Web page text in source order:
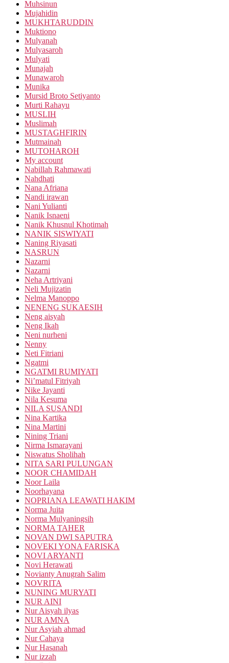
Muhsinun
Mujahidin
MUKHTARUDDIN
Muktiono
Mulyanah
Mulyasaroh
Mulyati
Munajah
Munawaroh
Munika
Mursid Broto Setiyanto
Murti Rahayu
MUSLIH
Muslimah
MUSTAGHFIRIN
Mutmainah
MUTOHAROH
My account
Nabillah Rahmawati
Nahdhati
Nana Afriana
Nandi irawan
Nani Yulianti
Nanik Isnaeni
Nanik Khusnul Khotimah
NANIK SISWIYATI
Naning Riyasati
NASRUN
Nazarni
Nazarni
Neha Artriyani
Neli Mujizatin
Nelma Manoppo
NENENG SUKAESIH
Neng aisyah
Neng Ikah
Neni nurheni
Nenny
Neti Fitriani
Ngatmi
NGATMI RUMIYATI
Ni’matul Fitriyah
Nike Jayanti
Nila Kesuma
NILA SUSANDI
Nina Kartika
Nina Martini
Nining Triani
Nirma Ismarayani
Niswatus Sholihah
NITA SARI PULUNGAN
NOOR CHAMIDAH
Noor Laila
Noorhayana
NOPRIANA LEAWATI HAKIM
Norma Juita
Norma Mulyaningsih
NORMA TAHER
NOVAN DWI SAPUTRA
NOVEKI YONA FARISKA
NOVI ARYANTI
Novi Herawati
Novianty Anugrah Salim
NOVRITA
NUNING MURYATI
NUR AINI
Nur Aisyah ilyas
NUR AMNA
Nur Asyiah ahmad
Nur Cahaya
Nur Hasanah
Nur izzah